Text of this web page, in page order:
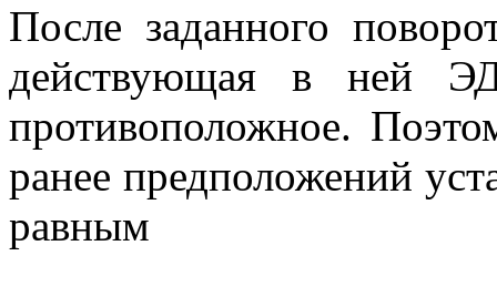
После заданного
действующая в ней
противоположное.
ранее предположений
равным